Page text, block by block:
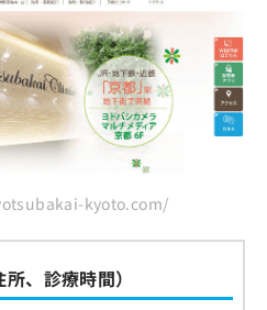
kyoto.com/
、診療時間）